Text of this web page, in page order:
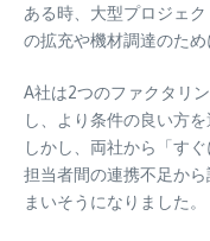
ある時、大型プロジェ
の拡充や機材調達のため
A社は2つのファクタリ
し、より条件の良い方
しかし、両社から「す
担当者間の連携不足か
まいそうになりました。